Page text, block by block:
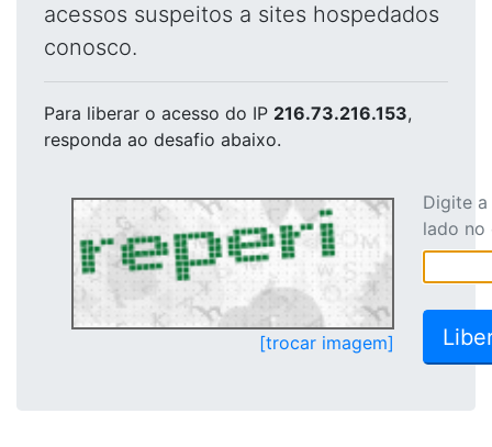
acessos suspeitos a sites hospedados
conosco.
Para liberar o acesso do IP 216.73.216.153,
responda ao desafio abaixo.
[trocar imagem]
Digite
lado no